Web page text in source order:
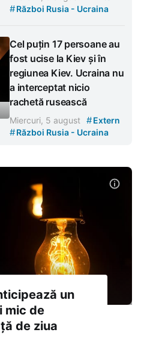
#Război Rusia - Ucraina
Cel puțin 17 persoane au
fost ucise la Kiev și în
regiunea Kiev. Ucraina nu
a interceptat nicio
rachetă rusească
Miercuri, 5 august #Extern
#Război Rusia - Ucraina
un
mic de
de ziua